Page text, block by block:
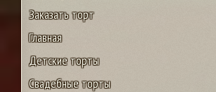
Заказать торт
Главная
Детские торты
Свадебные торты